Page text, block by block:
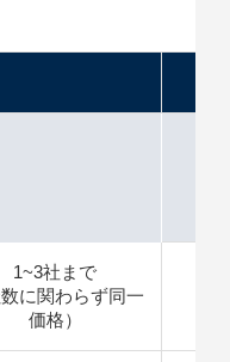
1~3社まで
数に関わらず同一
価格）